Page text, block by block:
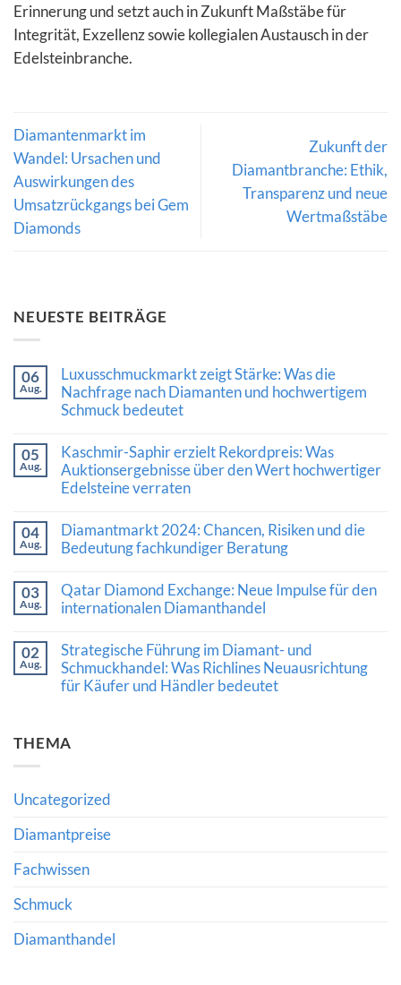
Erinnerung und setzt auch in Zukunft Maßstäbe für
Integrität, Exzellenz sowie kollegialen Austausch in der
Edelsteinbranche.
Diamantenmarkt im
Wandel: Ursachen und
Auswirkungen des
Umsatzrückgangs bei Gem
Diamonds
Zukunft der
Diamantbranche: Ethik,
Transparenz und neue
Wertmaßstäbe
NEUESTE BEITRÄGE
06
Aug.
Luxusschmuckmarkt zeigt Stärke: Was die
Nachfrage nach Diamanten und hochwertigem
Schmuck bedeutet
zu
Luxusschmuckmarkt
zeigt
Stärke:
Nachfrage
nach
Diamanten
Schmuck
bedeutet
05
Aug.
Kaschmir-Saphir erzielt Rekordpreis: Was
Auktionsergebnisse über den Wert hochwertiger
Edelsteine verraten
zu
Kaschmir-
Saphir
Rekordpreis:
Was
Auktionsergebnisse
Wert
hochwertiger
Edelsteine
verraten
04
Aug.
Diamantmarkt 2024: Chancen, Risiken und die
Bedeutung fachkundiger Beratung
zu
Diamantmarkt
2024:
Risiken
und
die
Bedeutung
fachkundiger
03
Aug.
Qatar Diamond Exchange: Neue Impulse für den
internationalen Diamanthandel
zu
Qatar
Diamond
Exchange:
den
internationalen
02
Aug.
Strategische Führung im Diamant- und
Schmuckhandel: Was Richlines Neuausrichtung
für Käufer und Händler bedeutet
Strategische
Schmuckhandel:
Richlines
Neuausrichtung
Käufer
und
bedeutet
THEMA
Uncategorized
Diamantpreise
Fachwissen
Schmuck
Diamanthandel